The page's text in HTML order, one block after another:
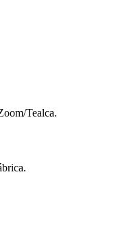
Tealca.